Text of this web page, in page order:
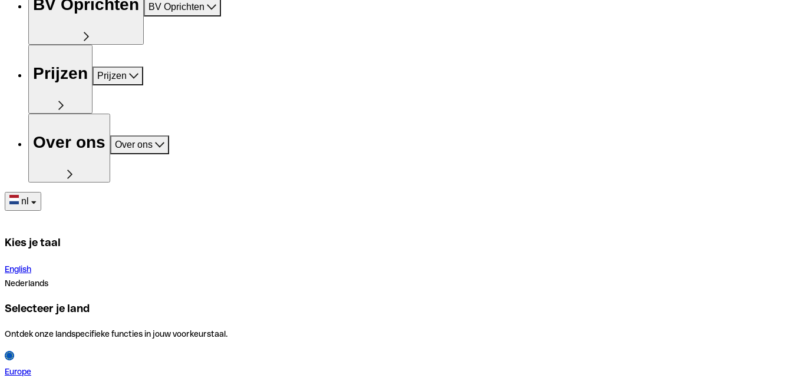
BV Oprichten BV Oprichten
Prijzen Prijzen
Over ons Over ons
nl
Kies je taal
English
Nederlands
Selecteer je land
Ontdek onze landspecifieke functies in jouw voorkeurstaal.
Europe